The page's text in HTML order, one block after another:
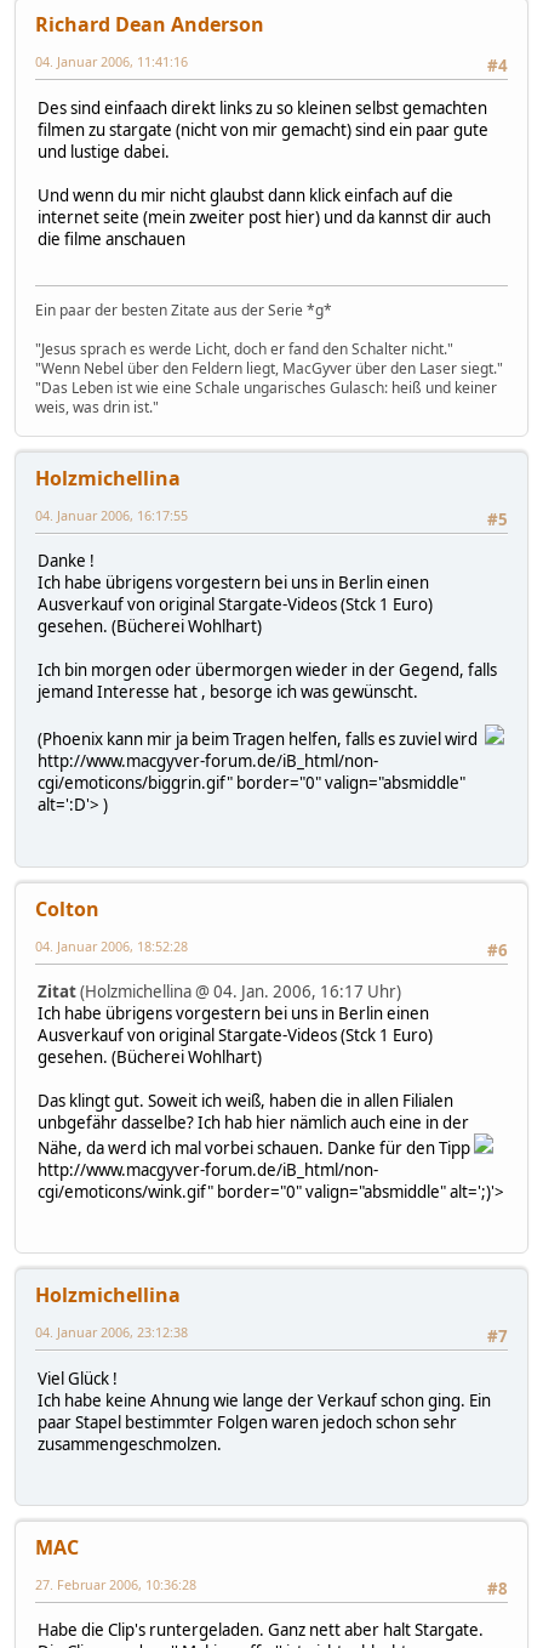
Richard Dean Anderson
#4
04. Januar 2006, 11:41:16
Des sind einfaach direkt links zu so kleinen selbst gemachten
filmen zu stargate (nicht von mir gemacht) sind ein paar gute
und lustige dabei.
Und wenn du mir nicht glaubst dann klick einfach auf die
internet seite (mein zweiter post hier) und da kannst dir auch
die filme anschauen
Ein paar der besten Zitate aus der Serie *g*
"Jesus sprach es werde Licht, doch er fand den Schalter nicht."
"Wenn Nebel über den Feldern liegt, MacGyver über den Laser siegt."
"Das Leben ist wie eine Schale ungarisches Gulasch: heiß und keiner
weis, was drin ist."
Holzmichellina
#5
04. Januar 2006, 16:17:55
Danke !
Ich habe übrigens vorgestern bei uns in Berlin einen
Ausverkauf von original Stargate-Videos (Stck 1 Euro)
gesehen. (Bücherei Wohlhart)
Ich bin morgen oder übermorgen wieder in der Gegend, falls
jemand Interesse hat , besorge ich was gewünscht.
(Phoenix kann mir ja beim Tragen helfen, falls es zuviel wird
http://www.macgyver-forum.de/iB_html/non-
cgi/emoticons/biggrin.gif" border="0" valign="absmiddle"
alt=':D'> )
Colton
#6
04. Januar 2006, 18:52:28
Zitat(Holzmichellina @ 04. Jan. 2006, 16:17 Uhr)
Ich habe übrigens vorgestern bei uns in Berlin einen
Ausverkauf von original Stargate-Videos (Stck 1 Euro)
gesehen. (Bücherei Wohlhart)
Das klingt gut. Soweit ich weiß, haben die in allen Filialen
unbgefähr dasselbe? Ich hab hier nämlich auch eine in der
Nähe, da werd ich mal vorbei schauen. Danke für den Tipp
http://www.macgyver-forum.de/iB_html/non-
cgi/emoticons/wink.gif" border="0" valign="absmiddle" alt=';)'>
Holzmichellina
#7
04. Januar 2006, 23:12:38
Viel Glück !
Ich habe keine Ahnung wie lange der Verkauf schon ging. Ein
paar Stapel bestimmter Folgen waren jedoch schon sehr
zusammengeschmolzen.
MAC
#8
27. Februar 2006, 10:36:28
Habe die Clip's runtergeladen. Ganz nett aber halt Stargate.